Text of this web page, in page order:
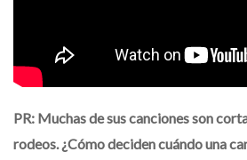
PR: Muchas de sus canciones son
rodeos. ¿Cómo deciden cuándo una